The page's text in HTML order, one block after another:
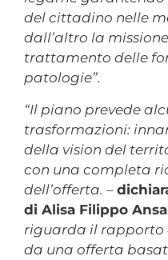
del cittadino nelle
dall’altro la
trattamento delle
patologie”.
“Il piano prevede
trasformazioni:
della vision del
con una completa
dell’offerta. –
di Alisa Filippo
riguarda il rapporto
da una offerta